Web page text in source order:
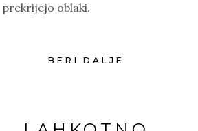
prekrijejo oblaki.
BERI DALJE